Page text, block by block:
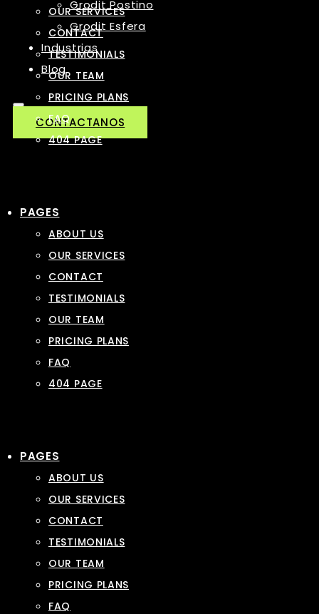
Grodit Postino
Grodit Esfera
Industrias
Blog
CONTACTANOS
OUR SERVICES
CONTACT
TESTIMONIALS
OUR TEAM
PRICING PLANS
FAQ
404 PAGE
PAGES
ABOUT US
OUR SERVICES
CONTACT
TESTIMONIALS
OUR TEAM
PRICING PLANS
FAQ
404 PAGE
PAGES
ABOUT US
OUR SERVICES
CONTACT
TESTIMONIALS
OUR TEAM
PRICING PLANS
FAQ